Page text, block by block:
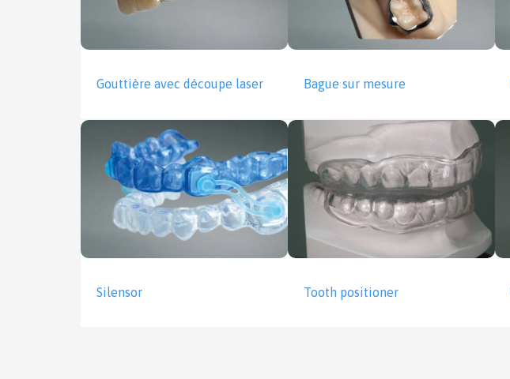
Gouttière avec découpe laser Bague sur mesure
Silensor Tooth positioner